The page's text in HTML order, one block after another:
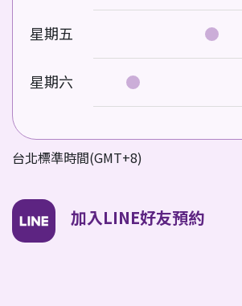
星期五
星期六
台北標準時間(GMT+8)
加入LINE好友預約